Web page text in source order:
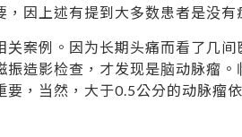
，因上述有提到大多数患者是没有
关案例。因为长期头痛而看了几
振造影检查，才发现是脑动脉瘤
要，当然，大于0.5公分的动脉瘤